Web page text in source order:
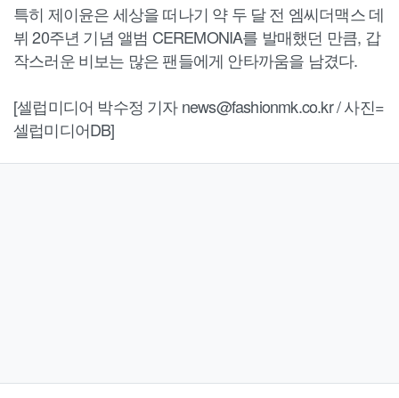
특히 제이윤은 세상을 떠나기 약 두 달 전 엠씨더맥스 데
뷔 20주년 기념 앨범 CEREMONIA를 발매했던 만큼, 갑
작스러운 비보는 많은 팬들에게 안타까움을 남겼다.
[셀럽미디어 박수정 기자 news@fashionmk.co.kr / 사진=
셀럽미디어DB]